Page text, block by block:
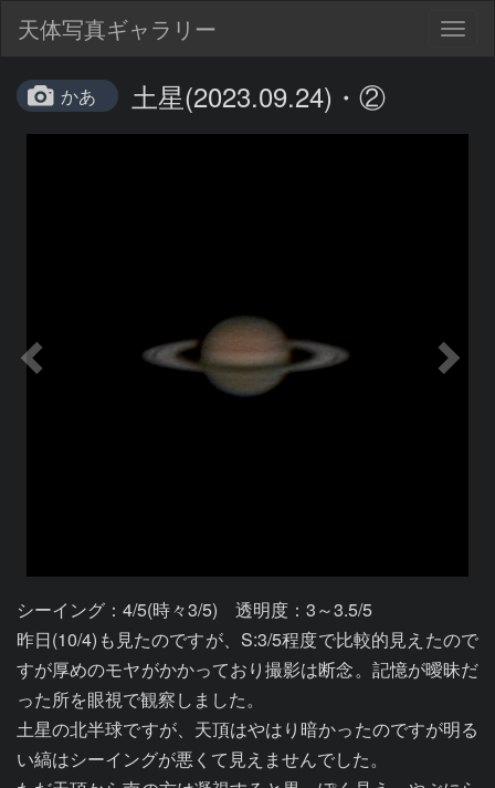
天体写真ギャラリー
かあ 土星(2023.09.24)・②
シーイング：4/5(時々3/5)　透明度：3～3.5/5
昨日(10/4)も見たのですが、S:3/5程度で比較的見えたので
すが厚めのモヤがかかっており撮影は断念。記憶が曖昧だ
った所を眼視で観察しました。
土星の北半球ですが、天頂はやはり暗かったのですが明る
い縞はシーイングが悪くて見えませんでした。